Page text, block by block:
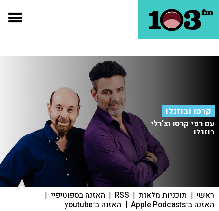
קרסו ובוזגלו
עם רפי קרסו וצ'רלי
בוזגלו
ראשי | תוכניות מלאות |
RSS
| האזנה בספוטיפיי |
האזנה ב־Apple Podcasts | האזנה ב־youtube